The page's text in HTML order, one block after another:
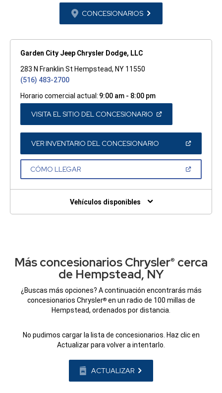
CONCESIONARIOS
Garden City Jeep Chrysler Dodge, LLC
283 N Franklin St Hempstead, NY 11550
(516) 483-2700
Horario comercial actual: 9:00 am - 8:00 pm
VISITA EL SITIO DEL CONCESIONARIO(ABRIR
UNA
VENTANA
NUEVA)
VER INVENTARIO DEL CONCESIONARIO(ABRIR
UNA
CÓMO LLEGAR(ABRIR
VENTANA
Vehículos disponibles
Más concesionarios Chrysler® cerca
de Hempstead, NY
¿Buscas más opciones? A continuación encontrarás más
concesionarios Chrysler®en un radio de 100 millas de
Hempstead, ordenados por distancia.
No pudimos cargar la lista de concesionarios. Haz clic en
Actualizar para volver a intentarlo.
ACTUALIZAR